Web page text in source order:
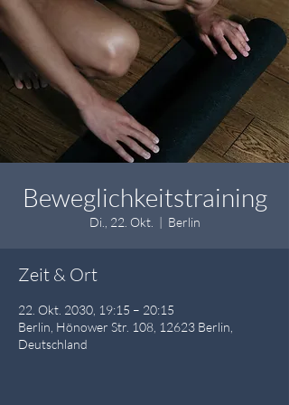
Beweglichkeitstraining
Di., 22. Okt.
  |
Berlin
Zeit & Ort
22. Okt. 2030, 19:15 – 20:15
Berlin, Hönower Str. 108, 12623 Berlin,
Deutschland